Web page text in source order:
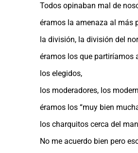
Todos opinaban mal de
éramos la amenaza al más
la división, la división del
éramos los que partiríamos
los elegidos,
los moderadores, los
éramos los “muy bien
los charquitos cerca del
No me acuerdo bien pero